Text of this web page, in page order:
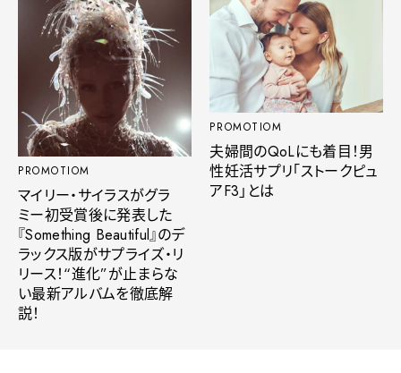
PROMOTIOM
マイリー・サイラスがグラ
ミー初受賞後に発表した
『Something Beautiful』のデ
ラックス版がサプライズ・リ
リース！“進化”が止まらな
い最新アルバムを徹底解
説！
PROMOTIOM
夫婦間のQoLにも着目！男
性妊活サプリ「ストークピュ
アF3」とは